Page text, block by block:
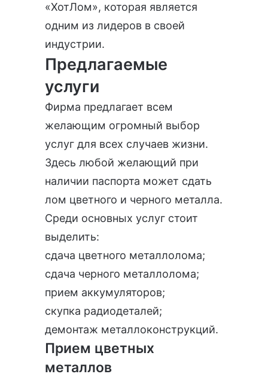
«ХотЛом», которая является
одним из лидеров в своей
индустрии.
Предлагаемые
услуги
Фирма предлагает всем
желающим огромный выбор
услуг для всех случаев жизни.
Здесь любой желающий при
наличии паспорта может сдать
лом цветного и черного металла.
Среди основных услуг стоит
выделить:
сдача цветного металлолома;
сдача черного металлолома;
прием аккумуляторов;
скупка радиодеталей;
демонтаж металлоконструкций.
Прием цветных
металлов